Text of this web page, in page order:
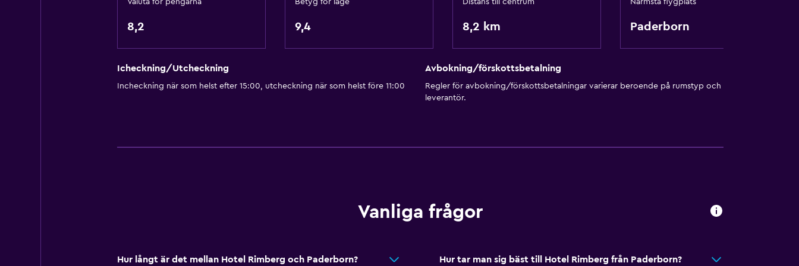
Vinglas
Elektrisk vattenkokare
Köksutrustning
Kök
Matplats
Affärscentrum
Väckningsservice
Hammam (turkiskt bad)
Mötesrum
Nyckelåtkomst
Kassaskåp
Kapell
Valuta för pengarna
8,2
Betyg för läge
9,4
Distans till centrum
8,2 km
Närmsta flygplats
Paderborn
Icheckning/Utcheckning
Incheckning när som helst efter 15:00, utcheckning när som helst före 11:00
Avbokning/förskottsbetalning
Regler för avbokning/förskottsbetalningar varierar beroende på rumstyp och
leverantör.
Vanliga frågor
Hur långt är det mellan Hotel Rimberg och Paderborn? Hur tar man sig bäst till Hotel Rimberg från Paderborn?